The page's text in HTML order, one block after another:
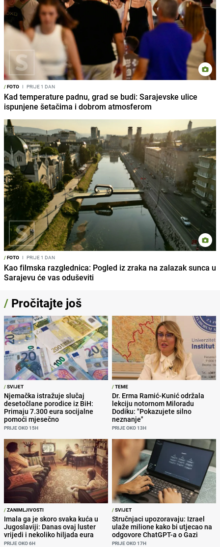
/FOTO I PRIJE 1 DAN
Kad temperature padnu, grad se budi: Sarajevske ulice
ispunjene šetačima i dobrom atmosferom
/FOTO I PRIJE 1 DAN
Kao filmska razglednica: Pogled iz zraka na zalazak sunca u
Sarajevu će vas oduševiti
/ Pročitajte još
/SVIJET
Njemačka istražuje slučaj
desetočlane porodice iz BiH:
Primaju 7.300 eura socijalne
pomoći mjesečno
PRIJE OKO 15H
/TEME
Dr. Erma Ramić-Kunić održala
lekciju notornom Miloradu
Dodiku: "Pokazujete silno
neznanje"
PRIJE OKO 13H
/ZANIMLJIVOSTI
Imala ga je skoro svaka kuća u
Jugoslaviji: Danas ovaj luster
vrijedi i nekoliko hiljada eura
PRIJE OKO 6H
/SVIJET
Stručnjaci upozoravaju: Izrael
ulaže milione kako bi utjecao na
odgovore ChatGPT-a o Gazi
PRIJE OKO 17H